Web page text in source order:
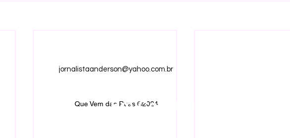
jornalistaanderson@yahoo.com.br
Que Vem das Ruas ©2024
Em Construção.